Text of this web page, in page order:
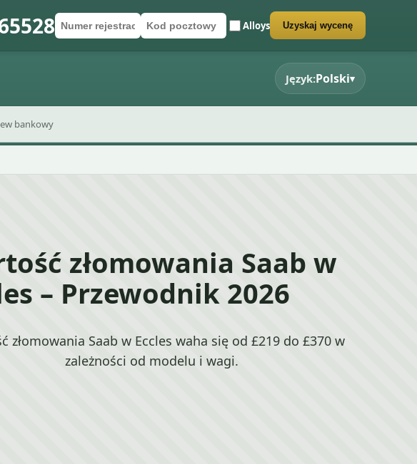
Numer rejestracyjny
Kod pocztowy Alloys
Wyślij formularz wyceny Uzyskaj wycenę
Język:Polski▾
bankowy
złomowania Saab w
– Przewodnik 2026
złomowania Saab w Eccles waha się od £219 do £370 w
zależności od modelu i wagi.